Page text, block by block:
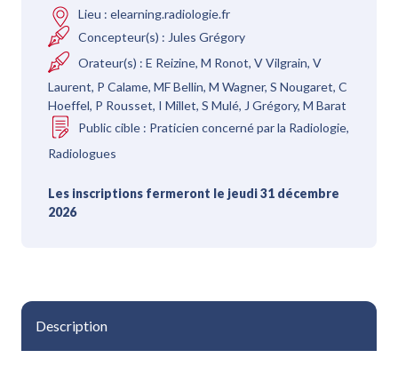
Lieu : elearning.radiologie.fr
Concepteur(s) : Jules Grégory
Orateur(s) : E Reizine, M Ronot, V Vilgrain, V
Laurent, P Calame, MF Bellin, M Wagner, S Nougaret, C
Hoeffel, P Rousset, I Millet, S Mulé, J Grégory, M Barat
Public cible : Praticien concerné par la Radiologie,
Radiologues
Les inscriptions fermeront le jeudi 31 décembre
2026
Description